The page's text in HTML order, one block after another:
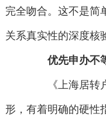
完全吻合。这不是简
关系真实性的深度核
优先申办不
《上海居转户
形，有着明确的硬性